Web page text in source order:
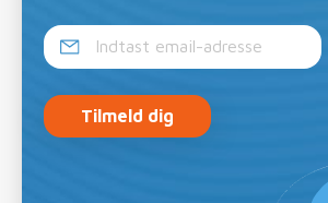
Tilmeld dig